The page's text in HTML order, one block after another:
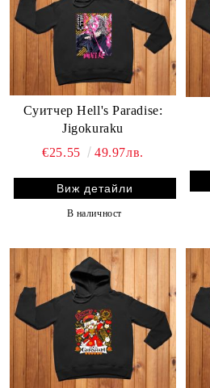
Суитчер Hell's Paradise:
Jigokuraku
€25.55
49.97лв.
Виж детайли
В наличност